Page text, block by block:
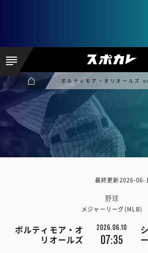
ボルティモア・オリオールズ
最終更新2026-06-
野球
メジャーリーグ(MLB)
ボルティモア・オ
リオールズ
2026.06.10
07:35